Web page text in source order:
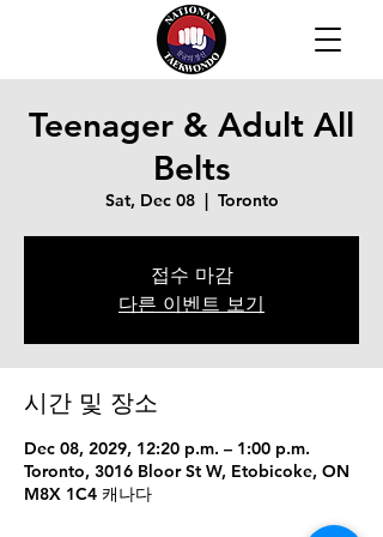
Teenager & Adult All
Belts
Sat, Dec 08
  |
Toronto
접수 마감
다른 이벤트 보기
시간 및 장소
Dec 08, 2029, 12:20 p.m. – 1:00 p.m.
Toronto, 3016 Bloor St W, Etobicoke, ON
M8X 1C4 캐나다